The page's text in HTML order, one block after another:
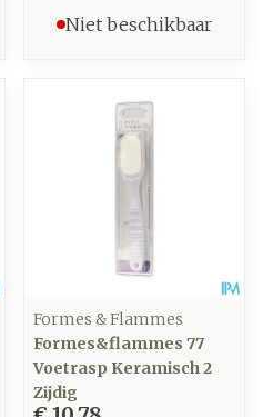
Niet beschikbaar
Formes & Flammes
Formes&flammes 77
Voetrasp Keramisch 2
Zijdig